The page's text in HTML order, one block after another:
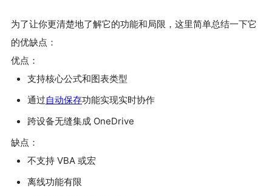
为了让你更清楚地了解它的功能和局限，这里简单总结一下它
的优缺点：
优点：
支持核心公式和图表类型
通过自动保存功能实现实时协作
跨设备无缝集成 OneDrive
缺点：
不支持 VBA 或宏
离线功能有限